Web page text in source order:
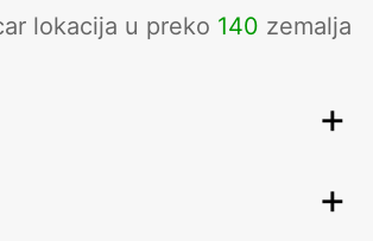
lokacija u preko 140 zemalja